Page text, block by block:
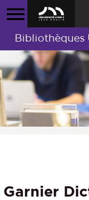
Bibliothèques
Garnier